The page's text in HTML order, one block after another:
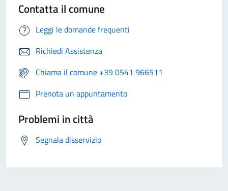
Contatta il comune
Leggi le domande frequenti
Richiedi Assistenza
Chiama il comune +39 0541 966511
Prenota un appuntamento
Problemi in città
Segnala disservizio